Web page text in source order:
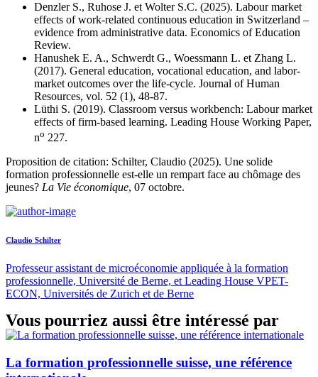
Denzler S., Ruhose J. et Wolter S.C. (2025). Labour market
effects of work-related continuous education in Switzerland –
evidence from administrative data. Economics of Education
Review.
Hanushek E. A., Schwerdt G., Woessmann L. et Zhang L.
(2017). General education, vocational education, and labor-
market outcomes over the life-cycle. Journal of Human
Resources, vol. 52 (1), 48-87.
Lüthi S. (2019). Classroom versus workbench: Labour market
effects of firm-based learning. Leading House Working Paper,
no 227.
Proposition de citation: Schilter, Claudio (2025). Une solide
formation professionnelle est-elle un rempart face au chômage des
jeunes? La Vie économique, 07 octobre.
Claudio Schilter
Professeur assistant de microéconomie appliquée à la formation
professionnelle, Université de Berne, et Leading House VPET-
ECON, Universités de Zurich et de Berne
Vous pourriez aussi être intéressé par
La formation professionnelle suisse, une référence